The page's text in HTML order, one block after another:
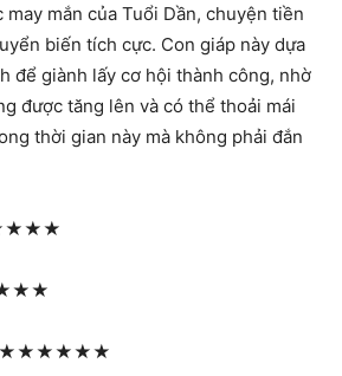
mắn của Tuổi Dần, chuyện tiền
biến tích cực. Con giáp này dựa
để giành lấy cơ hội thành công, nhờ
được tăng lên và có thể thoải mái
thời gian này mà không phải đắn